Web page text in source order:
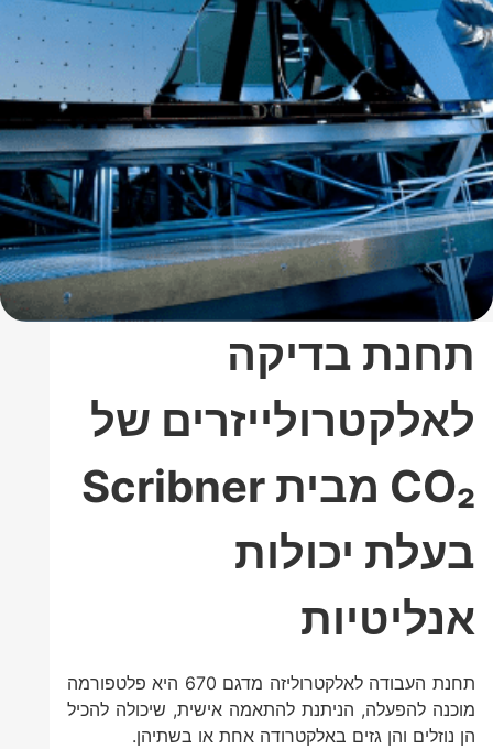
תחנת בדיקה
לאלקטרולייזרים של
CO₂ מבית Scribner
בעלת יכולות
אנליטיות
תחנת העבודה לאלקטרוליזה מדגם 670 היא פלטפורמה
מוכנה להפעלה, הניתנת להתאמה אישית, שיכולה להכיל
הן נוזלים והן גזים באלקטרודה אחת או בשתיהן.